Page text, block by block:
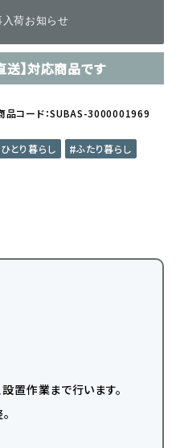
荷お知らせ
送】対応商品です
品コード：SUBAS-3000001969
ひとり暮らし
ふたり暮らし
置作業まで行います。